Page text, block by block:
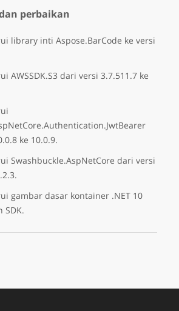
perbaikan
library inti Aspose.BarCode ke versi
AWSSDK.S3 dari versi 3.7.511.7 ke
ke 10.0.9.
Swashbuckle.AspNetCore dari versi
gambar dasar kontainer .NET 10
SDK.